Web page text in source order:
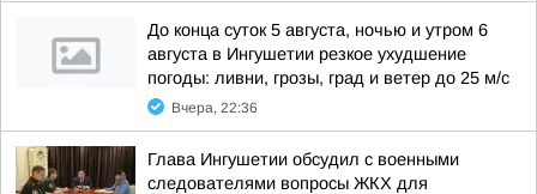
До конца суток 5 августа, ночью и утром 6
августа в Ингушетии резкое ухудшение
погоды: ливни, грозы, град и ветер до 25 м/с
Вчера, 22:36
Глава Ингушетии обсудил с военными
следователями вопросы ЖКХ для